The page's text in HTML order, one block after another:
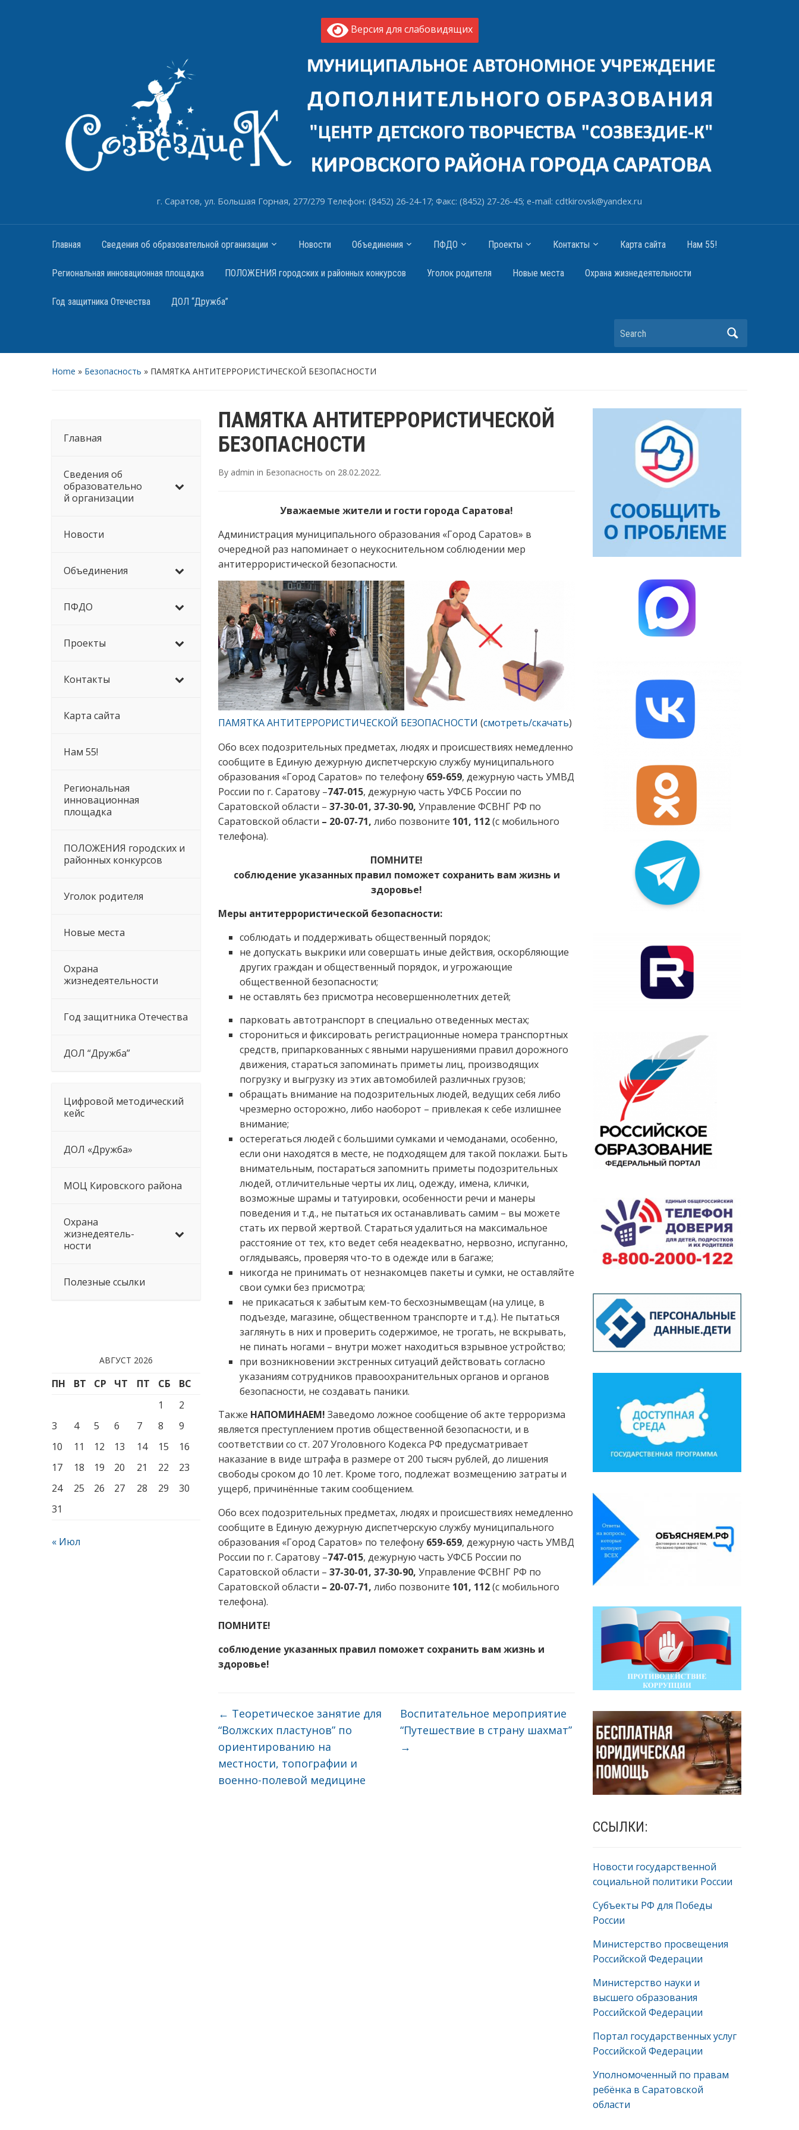
Версия для слабовидящих
г. Саратов, ул. Большая Горная, 277/279 Телефон: (8452) 26-24-17; Факс: (8452) 27-26-45; e-mail: cdtkirovsk@yandex.ru
Главная Сведения об образовательной организации Новости Объединения ПФДО Проекты Контакты Карта сайта Нам 55!
Региональная инновационная площадка ПОЛОЖЕНИЯ городских и районных конкурсов Уголок родителя Новые места Охрана жизнедеятельности
Год защитника Отечества ДОЛ “Дружба”
Search
Home » Безопасность » ПАМЯТКА АНТИТЕРРОРИСТИЧЕСКОЙ БЕЗОПАСНОСТИ
Главная
Сведения об
образовательно
й организации
Новости
Объединения
ПФДО
Проекты
Контакты
Карта сайта
Нам 55!
Региональная
инновационная
площадка
ПОЛОЖЕНИЯ городских и
районных конкурсов
Уголок родителя
Новые места
Охрана
жизнедеятельности
Год защитника Отечества
ДОЛ “Дружба”
Цифровой методический
кейс
ДОЛ «Дружба»
МОЦ Кировского района
Охрана
жизнедеятель-
ности
Полезные ссылки
АВГУСТ 2026
ПН ВТ СР ЧТ ПТ СБ
ВС
1
2
3
4 5 6 7 8
9
10
11 12 13 14 15
16
17
18 19 20 21 22
23
24
25 26 27 28 29
30
31
« Июл
ПАМЯТКА АНТИТЕРРОРИСТИЧЕСКОЙ
БЕЗОПАСНОСТИ
By admin in Безопасность on 28.02.2022.
Уважаемые жители и гости города Саратова!
Администрация муниципального образования «Город Саратов» в
очередной раз напоминает о неукоснительном соблюдении мер
антитеррористической безопасности.
ПАМЯТКА АНТИТЕРРОРИСТИЧЕСКОЙ БЕЗОПАСНОСТИ (смотреть/скачать)
Обо всех подозрительных предметах, людях и происшествиях немедленно
сообщите в Единую дежурную диспетчерскую службу муниципального
образования «Город Саратов» по телефону 659-659, дежурную часть УМВД
России по г. Саратову –747-015, дежурную часть УФСБ России по
Саратовской области – 37-30-01, 37-30-90, Управление ФСВНГ РФ по
Саратовской области – 20-07-71, либо позвоните 101, 112(с мобильного
телефона).
ПОМНИТЕ!
соблюдение указанных правил поможет сохранить вам жизнь и
здоровье!
Меры антитеррористической безопасности:
соблюдать и поддерживать общественный порядок;
не допускать выкрики или совершать иные действия, оскорбляющие
других граждан и общественный порядок, и угрожающие
общественной безопасности;
не оставлять без присмотра несовершеннолетних детей;
парковать автотранспорт в специально отведенных местах;
сторониться и фиксировать регистрационные номера транспортных
средств, припаркованных с явными нарушениями правил дорожного
движения, стараться запоминать приметы лиц, производящих
погрузку и выгрузку из этих автомобилей различных грузов;
обращать внимание на подозрительных людей, ведущих себя либо
чрезмерно осторожно, либо наоборот – привлекая к себе излишнее
внимание;
остерегаться людей с большими сумками и чемоданами, особенно,
если они находятся в месте, не подходящем для такой поклажи. Быть
внимательным, постараться запомнить приметы подозрительных
людей, отличительные черты их лиц, одежду, имена, клички,
возможные шрамы и татуировки, особенности речи и манеры
поведения и т.д., не пытаться их останавливать самим – вы можете
стать их первой жертвой. Стараться удалиться на максимальное
расстояние от тех, кто ведет себя неадекватно, нервозно, испуганно,
оглядываясь, проверяя что-то в одежде или в багаже;
никогда не принимать от незнакомцев пакеты и сумки, не оставляйте
свои сумки без присмотра;
не прикасаться к забытым кем-то бесхознымвещам (на улице, в
подъезде, магазине, общественном транспорте и т.д.). Не пытаться
заглянуть в них и проверить содержимое, не трогать, не вскрывать,
не пинать ногами – внутри может находиться взрывное устройство;
при возникновении экстренных ситуаций действовать согласно
указаниям сотрудников правоохранительных органов и органов
безопасности, не создавать паники.
Также НАПОМИНАЕМ! Заведомо ложное сообщение об акте терроризма
является преступлением против общественной безопасности, и в
соответствии со ст. 207 Уголовного Кодекса РФ предусматривает
наказание в виде штрафа в размере от 200 тысяч рублей, до лишения
свободы сроком до 10 лет. Кроме того, подлежат возмещению затраты и
ущерб, причинённые таким сообщением.
Обо всех подозрительных предметах, людях и происшествиях немедленно
сообщите в Единую дежурную диспетчерскую службу муниципального
образования «Город Саратов» по телефону 659-659, дежурную часть УМВД
России по г. Саратову –747-015, дежурную часть УФСБ России по
Саратовской области – 37-30-01, 37-30-90, Управление ФСВНГ РФ по
Саратовской области – 20-07-71, либо позвоните 101, 112(с мобильного
телефона).
ПОМНИТЕ!
соблюдение указанных правил поможет сохранить вам жизнь и
здоровье!
← Теоретическое занятие для
“Волжских пластунов” по
ориентированию на
местности, топографии и
военно-полевой медицине
Воспитательное мероприятие
“Путешествие в страну шахмат”
→
ССЫЛКИ:
Новости государственной
социальной политики России
Субъекты РФ для Победы
России
Министерство просвещения
Российской Федерации
Министерство науки и
высшего образования
Российской Федерации
Портал государственных услуг
Российской Федерации
Уполномоченный по правам
ребёнка в Саратовской
области